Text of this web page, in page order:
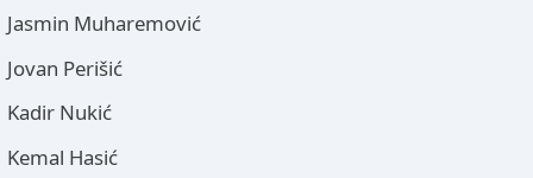
Jasmin Muharemović
Jovan Perišić
Kadir Nukić
Kemal Hasić